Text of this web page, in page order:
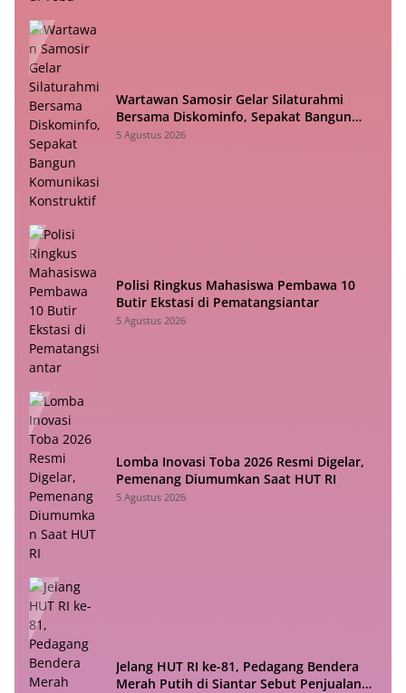
Wartawan Samosir Gelar Silaturahmi
Bersama Diskominfo, Sepakat Bangun
Komunikasi Konstruktif
5 Agustus 2026
Polisi Ringkus Mahasiswa Pembawa 10
Butir Ekstasi di Pematangsiantar
5 Agustus 2026
Lomba Inovasi Toba 2026 Resmi Digelar,
Pemenang Diumumkan Saat HUT RI
5 Agustus 2026
Jelang HUT RI ke-81, Pedagang Bendera
Merah Putih di Siantar Sebut Penjualan